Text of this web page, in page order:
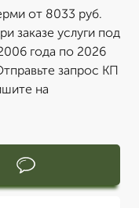
от 8033 руб.
заказе услуги под
года по 2026
запрос КП
на